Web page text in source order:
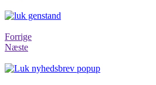
Forrige
Næste